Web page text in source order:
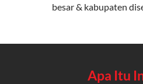
besar & kabupaten
Apa Itu